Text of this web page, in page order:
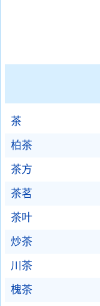
茶
柏茶
茶方
茶茗
茶叶
炒茶
川茶
槐茶